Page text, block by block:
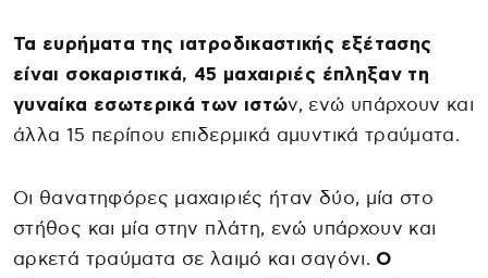
Τα ευρήματα της ιατροδικαστικής εξέτασης
είναι σοκαριστικά, 45 μαχαιριές έπληξαν τη
γυναίκα εσωτερικά των ιστών, ενώ υπάρχουν και
άλλα 15 περίπου επιδερμικά αμυντικά τραύματα.
Οι θανατηφόρες μαχαιριές ήταν δύο, μία στο
στήθος και μία στην πλάτη, ενώ υπάρχουν και
αρκετά τραύματα σε λαιμό και σαγόνι. Ο